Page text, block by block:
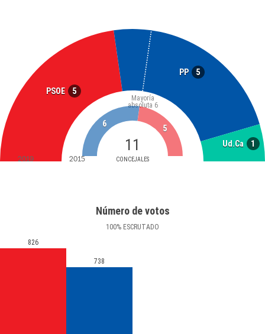
PSOE 5
PP 5
Ud.Ca 1
11
CONCEJALES
Mayoría
absoluta 6
6 5
2019 2015
Número de votos
100% ESCRUTADO
826
738